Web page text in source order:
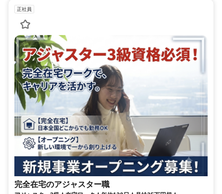
正社員
完全在宅のアジャスター職